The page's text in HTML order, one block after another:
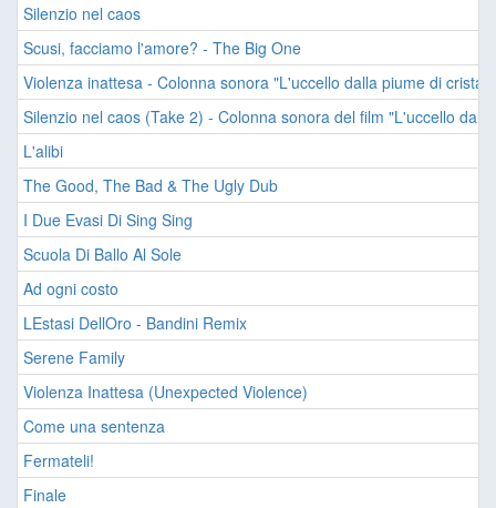
Silenzio nel caos
Scusi, facciamo l'amore? - The Big One
Violenza inattesa - Colonna sonora "L'uccello dalla piume di
Silenzio nel caos (Take 2) - Colonna sonora del film "L'uccello
L'alibi
The Good, The Bad & The Ugly Dub
I Due Evasi Di Sing Sing
Scuola Di Ballo Al Sole
Ad ogni costo
LEstasi DellOro - Bandini Remix
Serene Family
Violenza Inattesa (Unexpected Violence)
Come una sentenza
Fermateli!
Finale